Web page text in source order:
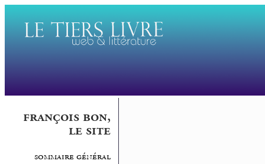
françois bon,
le site
sommaire général